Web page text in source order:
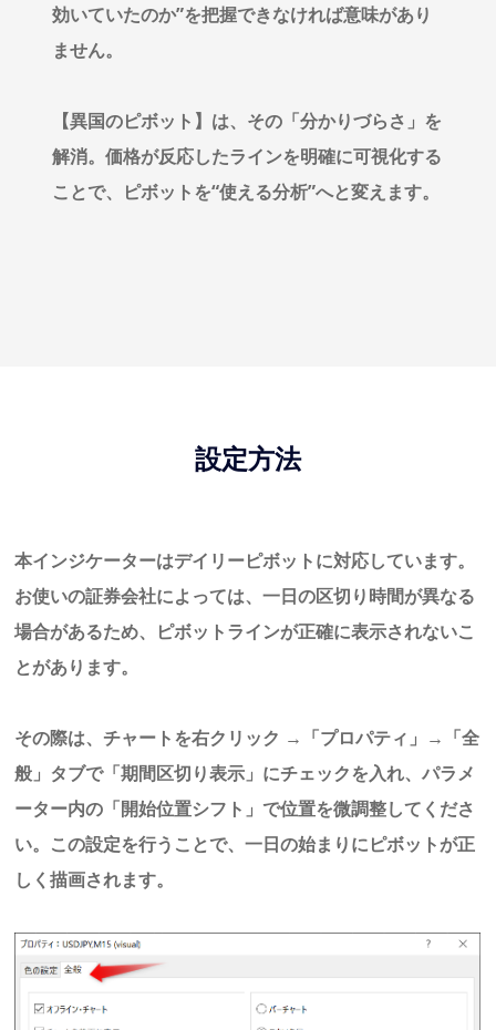
効いていたのか”を把握できなければ意味があり
ません。
【異国のピボット】は、その「分かりづらさ」を
解消。価格が反応したラインを明確に可視化する
ことで、ピボットを“使える分析”へと変えます。
設定方法
本インジケーターはデイリーピボットに対応しています。
お使いの証券会社によっては、一日の区切り時間が異なる
場合があるため、ピボットラインが正確に表示されないこ
とがあります。
その際は、チャートを右クリック →「プロパティ」→「全
般」タブで「期間区切り表示」にチェックを入れ、パラメ
ーター内の「開始位置シフト」で位置を微調整してくださ
い。この設定を行うことで、一日の始まりにピボットが正
しく描画されます。